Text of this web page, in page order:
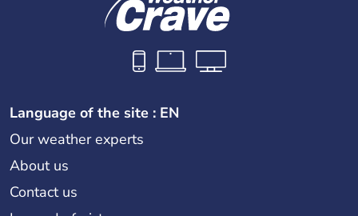
Language of the site : EN
Our weather experts
About us
Contact us